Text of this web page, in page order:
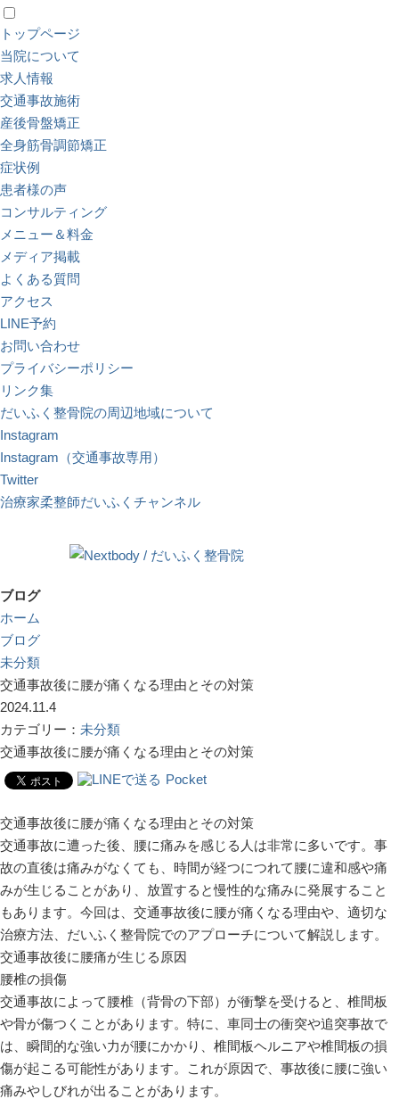
トップページ
当院について
求人情報
交通事故施術
産後骨盤矯正
全身筋骨調節矯正
症状例
患者様の声
コンサルティング
メニュー＆料金
メディア掲載
よくある質問
アクセス
LINE予約
お問い合わせ
プライバシーポリシー
リンク集
だいふく整骨院の周辺地域について
Instagram
Instagram（交通事故専用）
Twitter
治療家柔整師だいふくチャンネル
ブログ
ホーム
ブログ
未分類
交通事故後に腰が痛くなる理由とその対策
2024.11.4
カテゴリー： 未分類
交通事故後に腰が痛くなる理由とその対策
Pocket
交通事故後に腰が痛くなる理由とその対策
交通事故に遭った後、腰に痛みを感じる人は非常に多いです。事
故の直後は痛みがなくても、時間が経つにつれて腰に違和感や痛
みが生じることがあり、放置すると慢性的な痛みに発展すること
もあります。今回は、交通事故後に腰が痛くなる理由や、適切な
治療方法、だいふく整骨院でのアプローチについて解説します。
交通事故後に腰痛が生じる原因
腰椎の損傷
交通事故によって腰椎（背骨の下部）が衝撃を受けると、椎間板
や骨が傷つくことがあります。特に、車同士の衝突や追突事故で
は、瞬間的な強い力が腰にかかり、椎間板ヘルニアや椎間板の損
傷が起こる可能性があります。これが原因で、事故後に腰に強い
痛みやしびれが出ることがあります。